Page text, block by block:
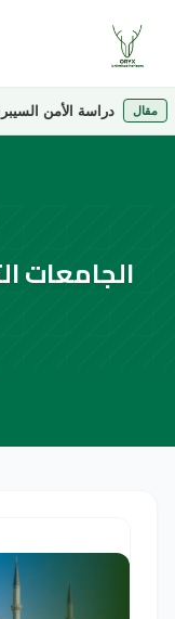
دراسة الأمن السيبراني في
الجامعات